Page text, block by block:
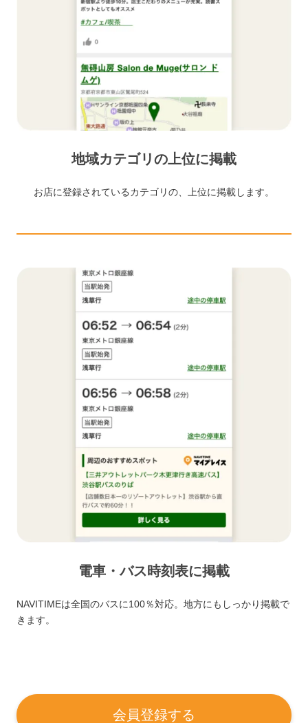
地域カテゴリの上位に掲載
お店に登録されているカテゴリの、上位に掲載します。
電車・バス時刻表に掲載
NAVITIMEは全国のバスに100％対応。地方にもしっかり掲載で
きます。
会員登録する